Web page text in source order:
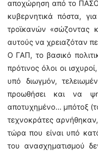
αποχώρηση από το
κυβερνητικά πόστα,
τροϊκανών «σώζοντας
αυτούς να χρειαζόταν
Ο ΓΑΠ, το βασικό
πρότινος όλοι οι
υπό διωγμόν,
προωθήσει και να
αποτυχημένο… μπότοξ
τεχνοκράτες
τώρα που είναι υπό
του ανασχηματισμού